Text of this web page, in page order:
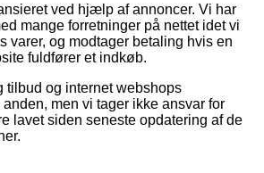
ved hjælp af annoncer. Vi har
mange forretninger på nettet idet vi
varer, og modtager betaling hvis en
fuldfører et indkøb.
tilbud og internet webshops
men vi tager ikke ansvar for
lavet siden seneste opdatering af de